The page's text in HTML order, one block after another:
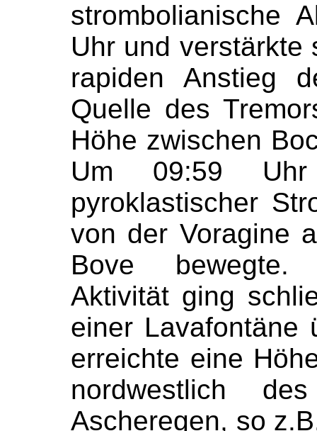
strombolianische
Uhr und verstärkte
rapiden Anstieg
Quelle des
Höhe zwischen
Um 09:59
pyroklastischer
von der Voragine
Bove bewegte.
Aktivität ging
einer Lavafontäne
erreichte eine
nordwestlich
Ascheregen, so